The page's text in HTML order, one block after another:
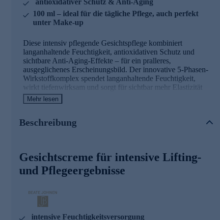
100 ml – ideal für die tägliche Pflege, auch perfekt
unter Make-up
Diese intensiv pflegende Gesichtspflege kombiniert
langanhaltende Feuchtigkeit, antioxidativen Schutz und
sichtbare Anti-Aging-Effekte – für ein pralleres,
ausgeglichenes Erscheinungsbild. Der innovative 5-Phasen-
Wirkstoffkomplex spendet langanhaltende Feuchtigkeit,
wirkt tiefenwirksam und sorgt für sichtbar mehr Elastizität
und Frische. Ergänzend sorgt nährendes Jojobaöl für ein
ausbalanciertes Hautbild, beruhigt bei Unreinheiten und
eignet sich ideal für die tägliche Anwendung.
Reparin 5-Phasen-Hyaluronkomplex
Versorgt intensiv und langanhaltend mit Feuchtigkeit
Molekülgrößen
Zeitverzögerte Abgabe für nachhaltige Glättung und
Festigkeit
Mehr lesen
Beschreibung
Gesichtscreme für intensive Lifting-
und Pflegeergebnisse
intensive Feuchtigkeitsversorgung